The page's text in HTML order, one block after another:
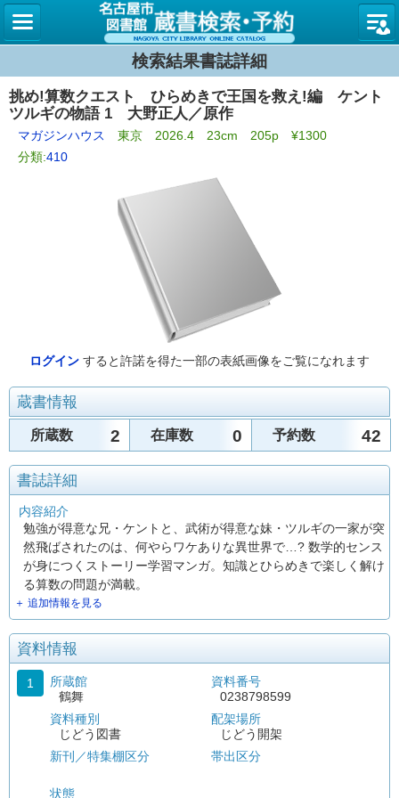
名古屋
検索結果書誌詳細
挑め!算数クエスト ひらめきで王国を救え!編 ケント
ツルギの物語 1 大野正人／原作
マガジンハウス
東京 2026.4 23cm 205p ¥1300
分類:410
ログイン すると許諾を得た一部の表紙画像をご覧になれます
蔵書情報
所蔵数 2 在庫数 0 予約数 42
書誌詳細
内容紹介
勉強が得意な兄・ケントと、武術が得意な妹・ツルギの一家が突
然飛ばされたのは、何やらワケありな異世界で…? 数学的センス
が身につくストーリー学習マンガ。知識とひらめきで楽しく解け
る算数の問題が満載。
＋ 追加情報を見る
資料情報
1
所蔵館
鶴舞
資料種別
じどう図書
新刊／特集棚区分
状態
資料番号
0238798599
配架場所
じどう開架
帯出区分